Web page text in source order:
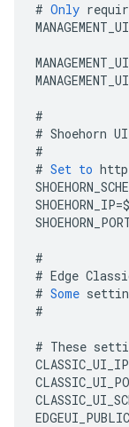
# Only
#
# Shoehorn UI
#
# Set to http
SHOEHORN_IP=$
#
# Edge
# Some
#
# These
CLASSIC_UI_IP